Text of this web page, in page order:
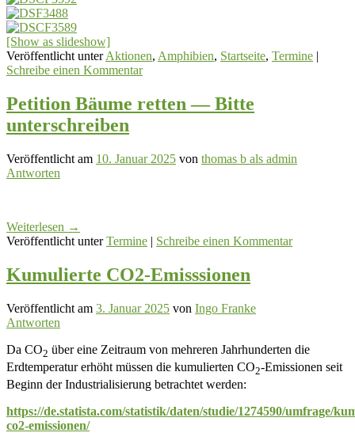
[Show as slideshow]
Veröffentlicht unter Aktionen, Amphibien, Startseite, Termine |
Schreibe einen Kommentar
Petition Bäume retten — Bitte
unterschreiben
Veröffentlicht am 10. Januar 2025 von thomas b als admin
Antworten
Weiterlesen →
Veröffentlicht unter Termine | Schreibe einen Kommentar
Kumulierte CO2-Emisssionen
Veröffentlicht am 3. Januar 2025 von Ingo Franke
Antworten
Da CO2 über eine Zeitraum von mehreren Jahrhunderten die
Erdtemperatur erhöht müssen die kumulierten CO2-Emissionen seit
Beginn der Industrialisierung betrachtet werden:
https://de.statista.com/statistik/daten/studie/1274590/umfrage/
co2-emissionen/